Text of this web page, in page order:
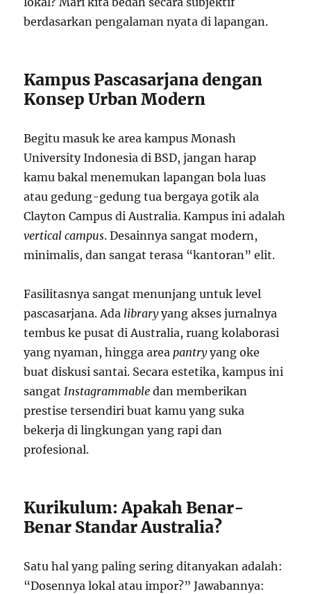
berdasarkan pengalaman nyata di lapangan.
Kampus Pascasarjana dengan
Konsep Urban Modern
Begitu masuk ke area kampus Monash
University Indonesia di BSD, jangan harap
kamu bakal menemukan lapangan bola luas
atau gedung-gedung tua bergaya gotik ala
Clayton Campus di Australia. Kampus ini adalah
vertical campus. Desainnya sangat modern,
minimalis, dan sangat terasa “kantoran” elit.
Fasilitasnya sangat menunjang untuk level
pascasarjana. Ada libraryyang akses jurnalnya
tembus ke pusat di Australia, ruang kolaborasi
yang nyaman, hingga areapantryyang oke
buat diskusi santai. Secara estetika, kampus ini
sangatInstagrammable dan memberikan
prestise tersendiri buat kamu yang suka
bekerja di lingkungan yang rapi dan
profesional.
Kurikulum: Apakah Benar-
Benar Standar Australia?
Satu hal yang paling sering ditanyakan adalah:
“Dosennya lokal atau impor?” Jawabannya: